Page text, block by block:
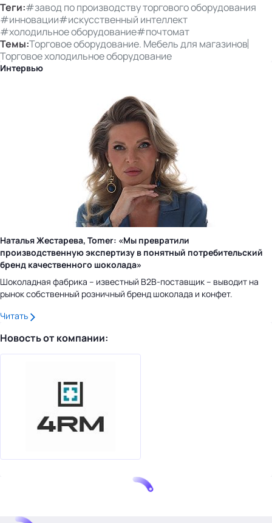
Теги:#завод по производству торгового оборудования
#инновации#искусственный интеллект
#холодильное оборудование#почтомат
Темы:Торговое оборудование. Мебель для магазинов
Торговое холодильное оборудование
Интервью
Наталья Жестарева, Tomer: «Мы превратили
производственную экспертизу в понятный потребительский
бренд качественного шоколада»
Шоколадная фабрика – известный B2B-поставщик – выводит на
рынок собственный розничный бренд шоколада и конфет.
Читать
Новость от компании: